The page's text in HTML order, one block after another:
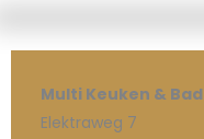
Multi Keuken & Bad
Elektraweg 7